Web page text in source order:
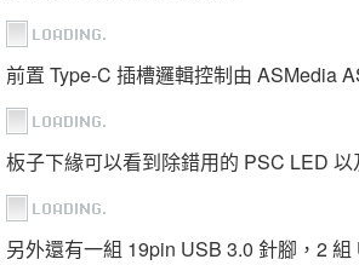
前置 Type-C 插槽邏輯控制由 ASMedia
板子下緣可以看到除錯用的 PSC LED
另外還有一組 19pin USB 3.0 針腳，2 組